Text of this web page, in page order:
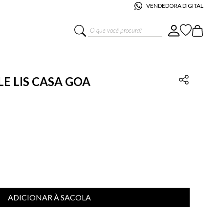
VENDEDORA DIGITAL
O que você procura?
LIS CASA GOA
ADICIONAR À SACOLA